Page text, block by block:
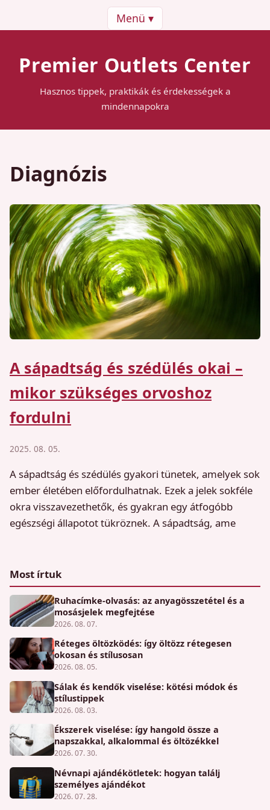
Menü ▾
Premier Outlets Center
Hasznos tippek, praktikák és érdekességek a
mindennapokra
Diagnózis
A sápadtság és szédülés okai –
mikor szükséges orvoshoz
fordulni
2025. 08. 05.
A sápadtság és szédülés gyakori tünetek, amelyek sok
ember életében előfordulhatnak. Ezek a jelek sokféle
okra visszavezethetők, és gyakran egy átfogóbb
egészségi állapotot tükröznek. A sápadtság, ame
Most írtuk
Ruhacímke-olvasás: az anyagösszetétel és a
mosásjelek megfejtése
2026. 08. 07.
Réteges öltözködés: így öltözz rétegesen
okosan és stílusosan
2026. 08. 05.
Sálak és kendők viselése: kötési módok és
stílustippek
2026. 08. 03.
Ékszerek viselése: így hangold össze a
napszakkal, alkalommal és öltözékkel
2026. 07. 30.
Névnapi ajándékötletek: hogyan találj
személyes ajándékot
2026. 07. 28.